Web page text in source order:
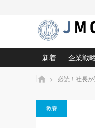
新着 企業戦
ホーム 必読！社長
教養